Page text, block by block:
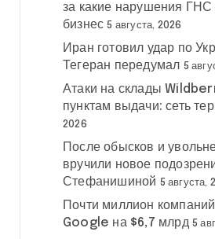
за какие нарушения
бизнес 5 августа, 2026
Иран готовил удар по
Тегеран передумал 5
Атаки на склады
пунктам выдачи: сеть
2026
После обысков и
вручили новое
Стефанишиной 5 августа,
Почти миллион
Google на $6,7 млрд 5